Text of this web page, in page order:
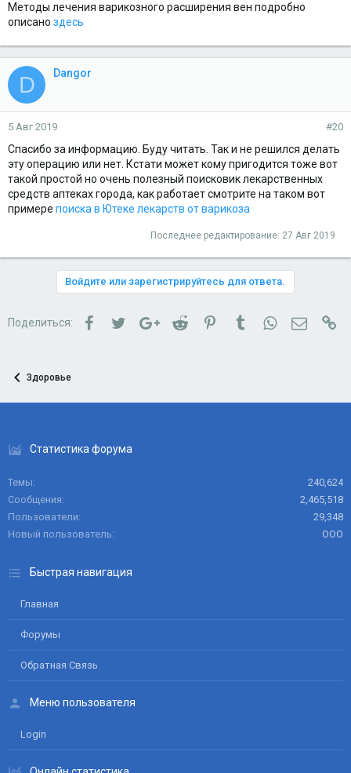
Методы лечения варикозного расширения вен подробно
описано здесь
D Dangor
5 Авг 2019 #20
Спасибо за информацию. Буду читать. Так и не решился делать
эту операцию или нет. Кстати может кому пригодится тоже вот
такой простой но очень полезный поисковик лекарственных
средств аптеках города, как работает смотрите на таком вот
примере поиска в Ютеке лекарств от варикоза
Последнее редактирование: 27 Авг 2019
Войдите или зарегистрируйтесь для ответа.
Поделиться: FacebookTwitterGoogle+Reddit PinterestTumblrWhatsApp
Здоровье
Статистика форума
Темы
240,624
Сообщения
2,465,518
Пользователи
29,348
Новый пользователь
ООО
Быстрая навигация
Главная
Форумы
Обратная Связь
Меню пользователя
Login